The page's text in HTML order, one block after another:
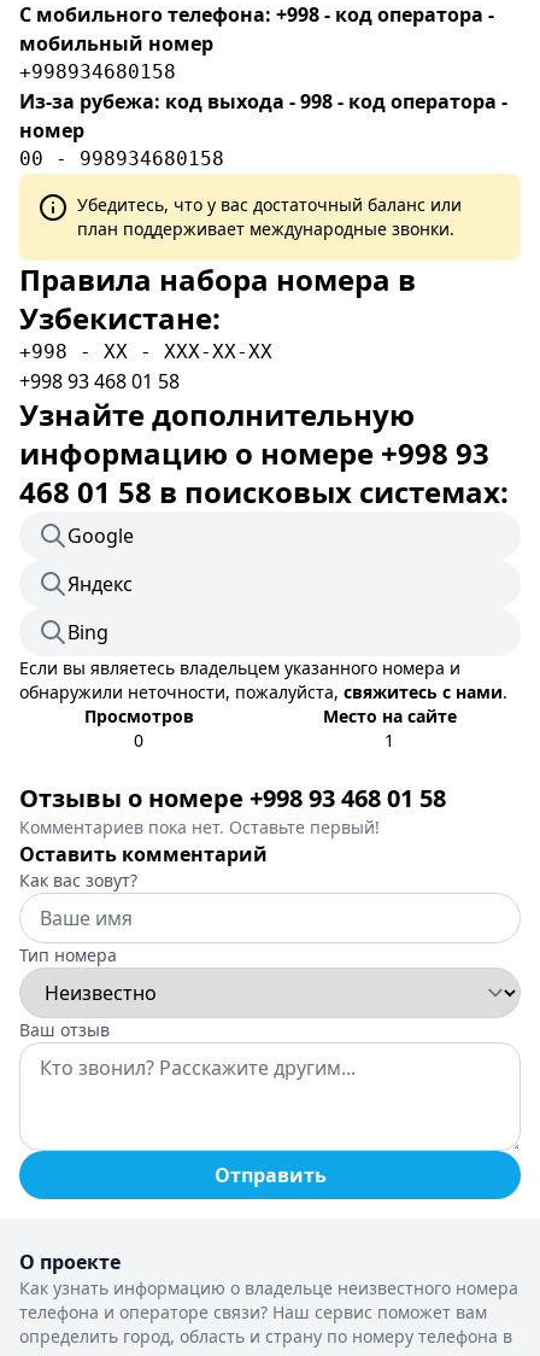
С мобильного телефона: +998 - код оператора -
мобильный номер
+998934680158
Из-за рубежа: код выхода - 998 - код оператора -
номер
00 - 998934680158
Убедитесь, что у вас достаточный баланс или
план поддерживает международные звонки.
Правила набора номера в
Узбекистане:
+998 - XX - XXX-XX-XX
+998 93 468 01 58
Узнайте дополнительную
информацию о номере +998 93
468 01 58 в поисковых системах:
Google
Яндекс
Bing
Если вы являетесь владельцем указанного номера и
обнаружили неточности, пожалуйста, свяжитесь с нами.
Просмотров
0
Место на сайте
1
Отзывы о номере +998 93 468 01 58
Комментариев пока нет. Оставьте первый!
Оставить комментарий
Как вас зовут?
Тип номера
Ваш отзыв
Отправить
О проекте
Как узнать информацию о владельце неизвестного номера
телефона и операторе связи? Наш сервис поможет вам
определить город, область и страну по номеру телефона в